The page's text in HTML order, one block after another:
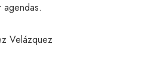
Velázquez